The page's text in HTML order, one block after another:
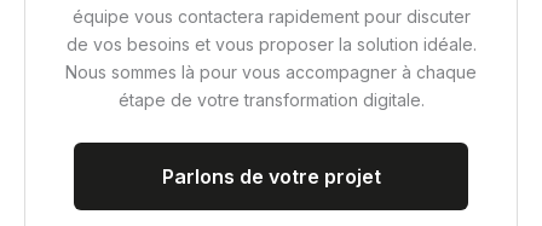
équipe vous contactera rapidement pour discuter
de vos besoins et vous proposer la solution idéale.
Nous sommes là pour vous accompagner à chaque
étape de votre transformation digitale.
Parlons de votre projet